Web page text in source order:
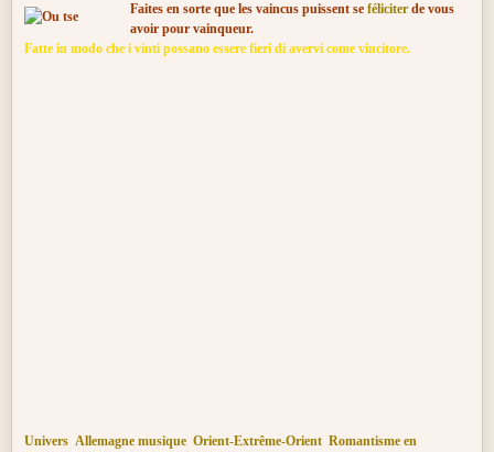
Faites en sorte que les vaincus puissent se féliciterde vous
avoir pour vainqueur.
Fatte in modo che i vinti possano essere fieri di avervi come vincitore.
Univers Allemagne musique Orient-Extrême-Orient Romantisme en